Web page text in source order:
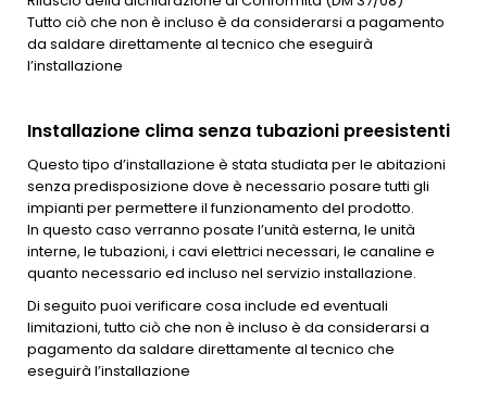
Tutto ciò che non è incluso è da considerarsi a pagamento
da saldare direttamente al tecnico che eseguirà
l’installazione
Installazione clima senza tubazioni preesistenti
Questo tipo d’installazione è stata studiata per le abitazioni
senza predisposizione dove è necessario posare tutti gli
impianti per permettere il funzionamento del prodotto.
In questo caso verranno posate l’unità esterna, le unità
interne, le tubazioni, i cavi elettrici necessari, le canaline e
quanto necessario ed incluso nel servizio installazione.
Di seguito puoi verificare cosa include ed eventuali
limitazioni, tutto ciò che non è incluso è da considerarsi a
pagamento da saldare direttamente al tecnico che
eseguirà l’installazione